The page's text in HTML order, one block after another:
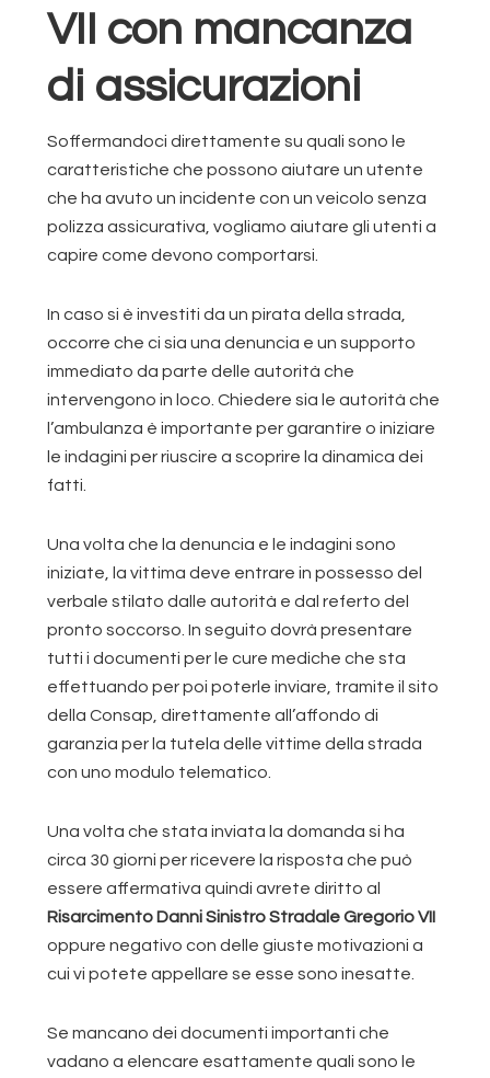
VII con mancanza
di assicurazioni
Soffermandoci direttamente su quali sono le
caratteristiche che possono aiutare un utente
che ha avuto un incidente con un veicolo senza
polizza assicurativa, vogliamo aiutare gli utenti a
capire come devono comportarsi.
In caso si è investiti da un pirata della strada,
occorre che ci sia una denuncia e un supporto
immediato da parte delle autorità che
intervengono in loco. Chiedere sia le autorità che
l’ambulanza è importante per garantire o iniziare
le indagini per riuscire a scoprire la dinamica dei
fatti.
Una volta che la denuncia e le indagini sono
iniziate, la vittima deve entrare in possesso del
verbale stilato dalle autorità e dal referto del
pronto soccorso. In seguito dovrà presentare
tutti i documenti per le cure mediche che sta
effettuando per poi poterle inviare, tramite il sito
della Consap, direttamente all’affondo di
garanzia per la tutela delle vittime della strada
con uno modulo telematico.
Una volta che stata inviata la domanda si ha
circa 30 giorni per ricevere la risposta che può
essere affermativa quindi avrete diritto al
Risarcimento Danni Sinistro Stradale Gregorio VII
oppure negativo con delle giuste motivazioni a
cui vi potete appellare se esse sono inesatte.
Se mancano dei documenti importanti che
vadano a elencare esattamente quali sono le